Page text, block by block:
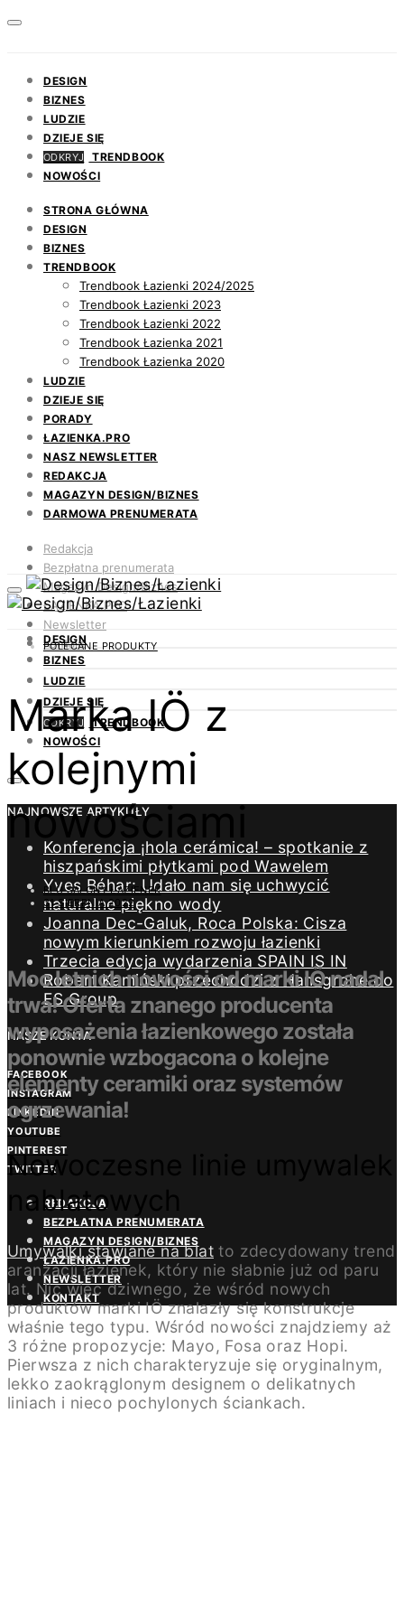
DESIGN
BIZNES
LUDZIE
DZIEJE SIĘ
ODKRYJ
TRENDBOOK
NOWOŚCI
STRONA GŁÓWNA
DESIGN
BIZNES
TRENDBOOK
Trendbook Łazienki 2024/2025
Trendbook Łazienki 2023
Trendbook Łazienki 2022
Trendbook Łazienka 2021
Trendbook Łazienka 2020
LUDZIE
DZIEJE SIĘ
PORADY
ŁAZIENKA.PRO
NASZ NEWSLETTER
REDAKCJA
MAGAZYN DESIGN/BIZNES
DARMOWA PRENUMERATA
Redakcja
Bezpłatna prenumerata
Magazyn Design/Biznes
ŁAZIENKA.PRO
Newsletter
Kontakt
DESIGN
BIZNES
LUDZIE
DZIEJE SIĘ
ODKRYJ
TRENDBOOK
NOWOŚCI
NAJNOWSZE ARTYKUŁY
Konferencja ¡hola cerámica! – spotkanie z
hiszpańskimi płytkami pod Wawelem
Yves Béhar: Udało nam się uchwycić
naturalne piękno wody
Joanna Dec-Galuk, Roca Polska: Cisza
nowym kierunkiem rozwoju łazienki
Trzecia edycja wydarzenia SPAIN IS IN
Robert Kamiński przechodzi z Hansgrohe do
ES Group
NASZE KONTA
FACEBOOK
INSTAGRAM
LINKEDIN
YOUTUBE
PINTEREST
TWITTER
REDAKCJA
BEZPŁATNA PRENUMERATA
MAGAZYN DESIGN/BIZNES
ŁAZIENKA.PRO
NEWSLETTER
KONTAKT
POLECANE PRODUKTY
Marka IÖ z
kolejnymi
nowościami
BLU SALONY ŁAZIENEK
31 SIERPNIA 2022
Moc letnich nowości od marki IÖ nadal
trwa! Oferta znanego producenta
wyposażenia łazienkowego została
ponownie wzbogacona o kolejne
elementy ceramiki oraz systemów
ogrzewania!
Nowoczesne linie umywalek
nablatowych
Umywalki stawiane na blat to zdecydowany trend
aranżacji łazienek, który nie słabnie już od paru
lat. Nic więc dziwnego, że wśród nowych
produktów marki IÖ znalazły się konstrukcje
właśnie tego typu. Wśród nowości znajdziemy aż
3 różne propozycje: Mayo, Fosa oraz Hopi.
Pierwsza z nich charakteryzuje się oryginalnym,
lekko zaokrąglonym designem o delikatnych
liniach i nieco pochylonych ściankach.